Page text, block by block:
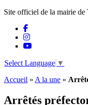
Site officiel de la mairie
Select Language ▼
Accueil » A la une »
Arrêtés